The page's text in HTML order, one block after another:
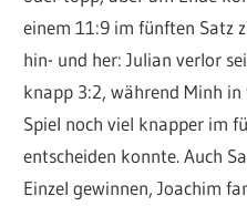
einem 11:9 im fünften Satz
hin- und her: Julian verlor
knapp 3:2, während Minh
Spiel noch viel knapper im
entscheiden konnte. Auch
Einzel gewinnen, Joachim